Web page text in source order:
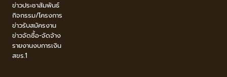
ข่าวประชาสัมพันธ์
กิจกรรม/โครงการ
ข่าวรับสมัครงาน
ข่าวจัดซื้อ-จัดจ้าง
รายงานงบการเงิน
สขร.1